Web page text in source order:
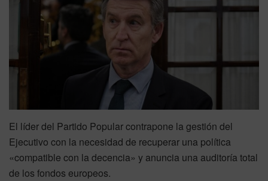
El líder del Partido Popular contrapone la gestión del
Ejecutivo con la necesidad de recuperar una política
«compatible con la decencia» y anuncia una auditoría total
de los fondos europeos.